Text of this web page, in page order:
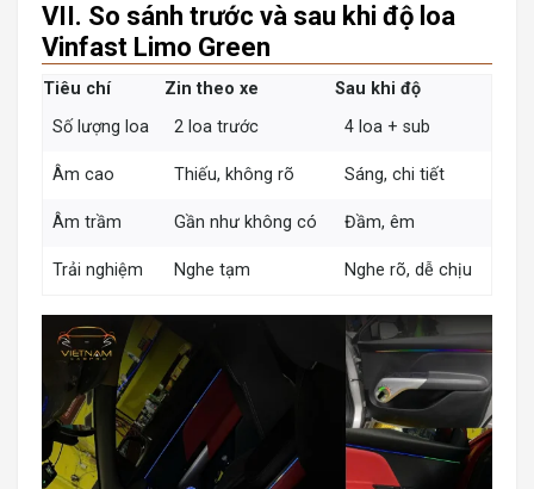
VII. So sánh trước và sau khi độ loa
Vinfast Limo Green
Tiêu chí Zin theo xe
Sau khi độ
Số lượng loa
2 loa trước 4 loa + sub
Âm cao Thiếu, không rõ Sáng, chi tiết
Âm trầm Gần như không có Đầm, êm
Trải nghiệm Nghe tạm Nghe rõ, dễ chịu